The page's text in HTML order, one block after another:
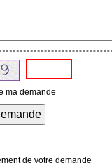
ma demande
de votre demande